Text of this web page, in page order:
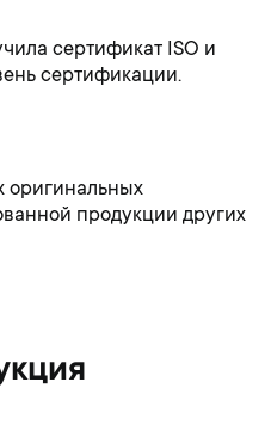
сертификат ISO и
сертификации.
оригинальных
продукции других